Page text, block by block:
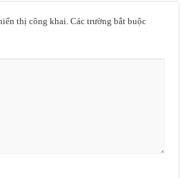
thị công khai. Các trường bắt buộc